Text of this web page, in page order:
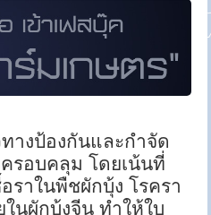
างป้องกันและกำจัด
รอบคลุม โดยเน้นที่
ราในพืชผักบุ้ง โรครา
นผักบุ้งจีน ทำให้ใบ